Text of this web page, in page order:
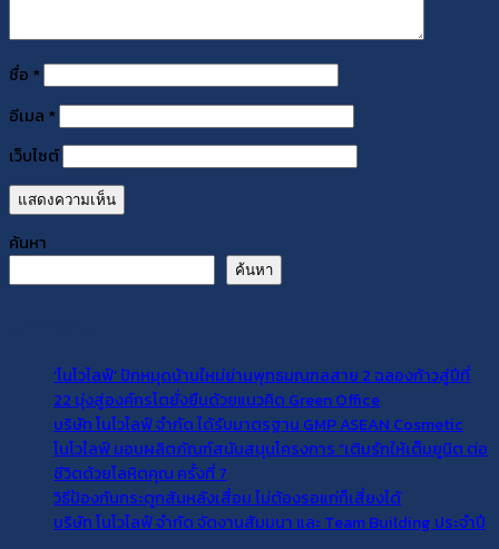
ชื่อ *
อีเมล *
เว็บไซต์
ค้นหา
ค้นหา
‘โนโวไลฟ์’ ปักหมุดบ้านใหม่ย่านพุทธมณฑลสาย 2 ฉลองก้าวสู่ปีที่
22 มุ่งสู่องค์กรโตยั่งยืนด้วยแนวคิด Green Office
บริษัท โนโวไลฟ์ จำกัด ได้รับมาตรฐาน GMP ASEAN Cosmetic
โนโวไลฟ์ มอบผลิตภัณฑ์สนับสนุนโครงการ “เติมรักให้เต็มยูนิต ต่อ
ชีวิตด้วยโลหิตคุณ ครั้งที่ 7
วิธีป้องกันกระดูกสันหลังเสื่อม ไม่ต้องรอแก่ก็เสี่ยงได้
บริษัท โนโวไลฟ์ จำกัด จัดงานสัมมนา และ Team Building ประจำปี